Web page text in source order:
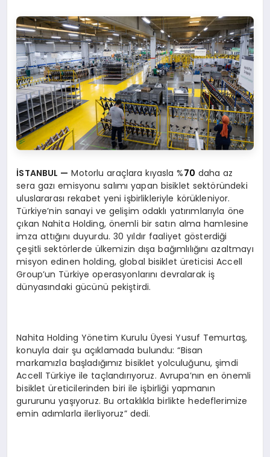
İSTANBUL — Motorlu araçlara kıyasla %70 daha az
sera gazı emisyonu salımı yapan bisiklet sektöründeki
uluslararası rekabet yeni işbirlikleriyle körükleniyor.
Türkiye’nin sanayi ve gelişim odaklı yatırımlarıyla öne
çıkan Nahita Holding, önemli bir satın alma hamlesine
imza attığını duyurdu. 30 yıldır faaliyet gösterdiği
çeşitli sektörlerde ülkemizin dışa bağımlılığını azaltmayı
misyon edinen holding, global bisiklet üreticisi Accell
Group’un Türkiye operasyonlarını devralarak iş
dünyasındaki gücünü pekiştirdi.
Nahita Holding Yönetim Kurulu Üyesi Yusuf Temurtaş,
konuyla dair şu açıklamada bulundu: “Bisan
markamızla başladığımız bisiklet yolculuğunu, şimdi
Accell Türkiye ile taçlandırıyoruz. Avrupa’nın en önemli
bisiklet üreticilerinden biri ile işbirliği yapmanın
gururunu yaşıyoruz. Bu ortaklıkla birlikte hedeflerimize
emin adımlarla ilerliyoruz” dedi.